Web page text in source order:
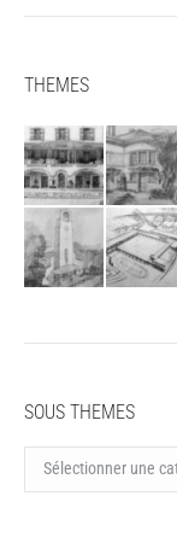
THEMES
SOUS THEMES
SOUS
THEMES